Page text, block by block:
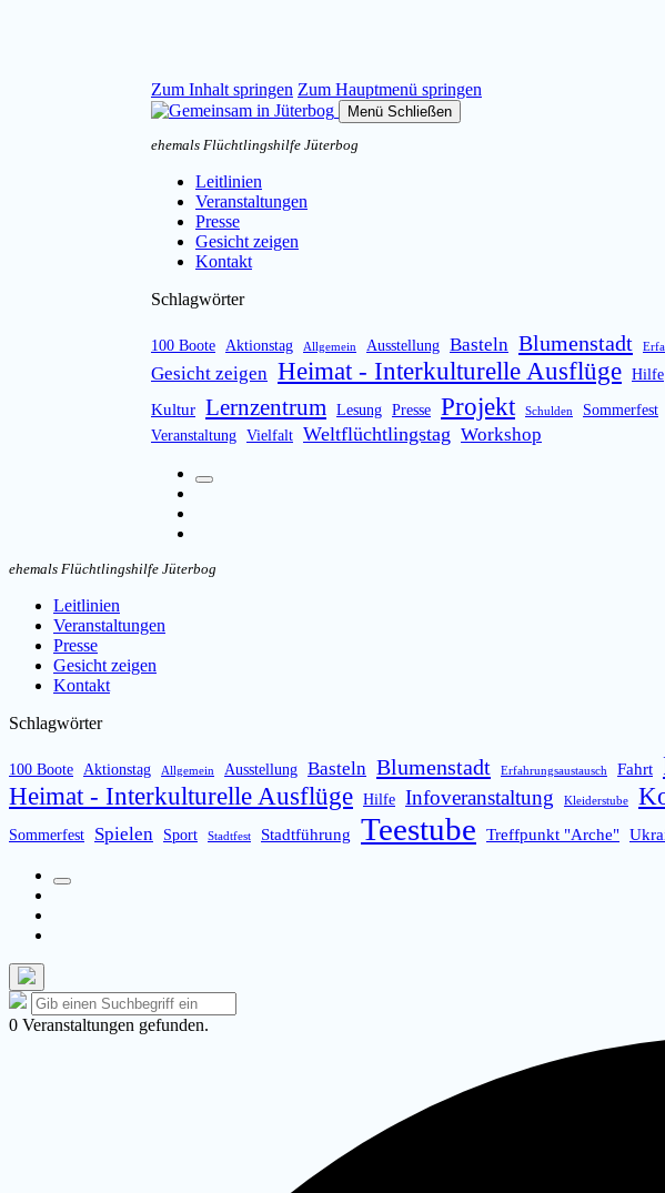
Zum Inhalt springen Zum Hauptmenü springen
Menü Schließen
ehemals Flüchtlingshilfe Jüterbog
Leitlinien
Veranstaltungen
Presse
Gesicht zeigen
Kontakt
Schlagwörter
100 Boote Aktionstag Allgemein Ausstellung Basteln Blumenstadt
Gesicht zeigen Heimat - Interkulturelle Ausflüge Hilfe
Kultur Lernzentrum Lesung Presse Projekt Schulden Sommerfest
Veranstaltung Vielfalt Weltflüchtlingstag Workshop
Suchfeld
ehemals Flüchtlingshilfe Jüterbog
Leitlinien
Veranstaltungen
Presse
Gesicht zeigen
Kontakt
Schlagwörter
100 Boote Aktionstag Allgemein Ausstellung Basteln Blumenstadt Erfahrungsaustausch Fahrt
Heimat - Interkulturelle Ausflüge Hilfe Infoveranstaltung Kleiderstube
Sommerfest Spielen Sport Stadtfest Stadtführung Teestube Treffpunkt "Arche"
Suchfeld
Such-
Overlay
verbergen
Suche
nach:
Suchen
0 Veranstaltungen gefunden.